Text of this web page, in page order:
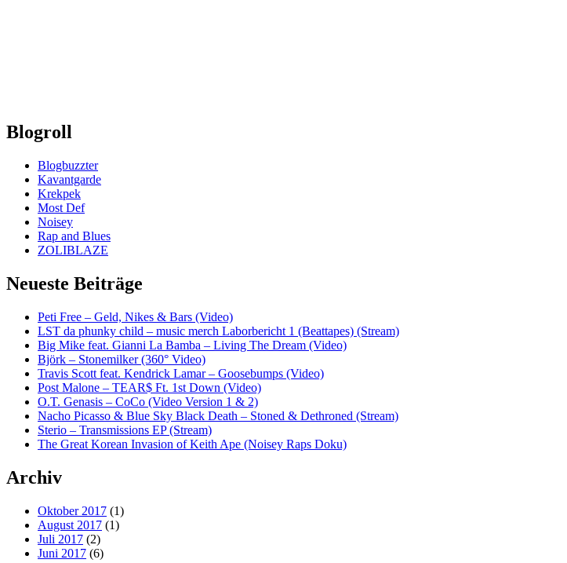
Blogroll
Blogbuzzter
Kavantgarde
Krekpek
Most Def
Noisey
Rap and Blues
ZOLIBLAZE
Neueste Beiträge
Peti Free – Geld, Nikes & Bars (Video)
LST da phunky child – music merch Laborbericht 1 (Beattapes) (Stream)
Big Mike feat. Gianni La Bamba – Living The Dream (Video)
Björk – Stonemilker (360° Video)
Travis Scott feat. Kendrick Lamar – Goosebumps (Video)
Post Malone – TEAR$ Ft. 1st Down (Video)
O.T. Genasis – CoCo (Video Version 1 & 2)
Nacho Picasso & Blue Sky Black Death – Stoned & Dethroned (Stream)
Sterio – Transmissions EP (Stream)
The Great Korean Invasion of Keith Ape (Noisey Raps Doku)
Archiv
Oktober 2017 (1)
August 2017 (1)
Juli 2017 (2)
Juni 2017 (6)